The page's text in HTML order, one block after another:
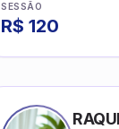
SESSÃO
R$ 120